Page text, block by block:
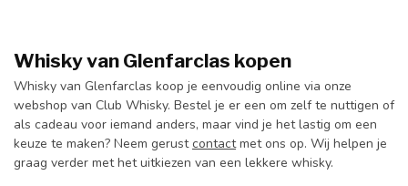
Whisky van Glenfarclas kopen
Whisky van Glenfarclas koop je eenvoudig online via onze
webshop van Club Whisky. Bestel je er een om zelf te nuttigen of
als cadeau voor iemand anders, maar vind je het lastig om een
keuze te maken? Neem gerustcontactmet ons op. Wij helpen je
graag verder met het uitkiezen van een lekkere whisky.